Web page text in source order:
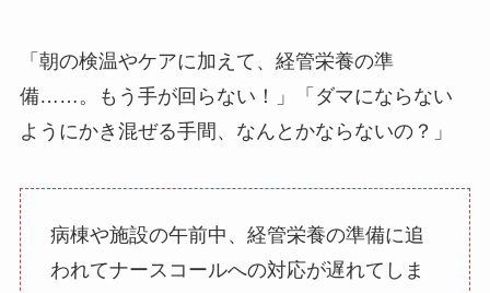
「朝の検温やケアに加えて、経管栄養の準
備……。もう手が回らない！」「ダマにならない
ようにかき混ぜる手間、なんとかならないの？」
病棟や施設の午前中、経管栄養の準備に追
われてナースコールへの対応が遅れてしま